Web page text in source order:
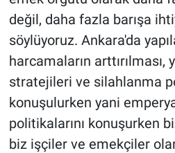
değil, daha fazla barışa
söylüyoruz. Ankara'da
harcamaların arttırılması,
stratejileri ve silahlanma
konuşulurken yani
politikalarını konuşurken
biz işçiler ve emekçiler